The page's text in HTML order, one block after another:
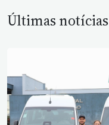
Últimas notícias